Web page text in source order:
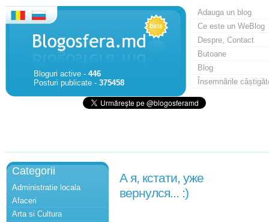
Bloguri active - 446
Posturi publicate - 375458
Adauga un blog
Ce este un WeBlog
Despre, Contact
Butoane
Blog
Însemnările
Categorii
Administratie locala
Afaceri
Arta si Cultura
А я, кстати, уже
вернулся... :)